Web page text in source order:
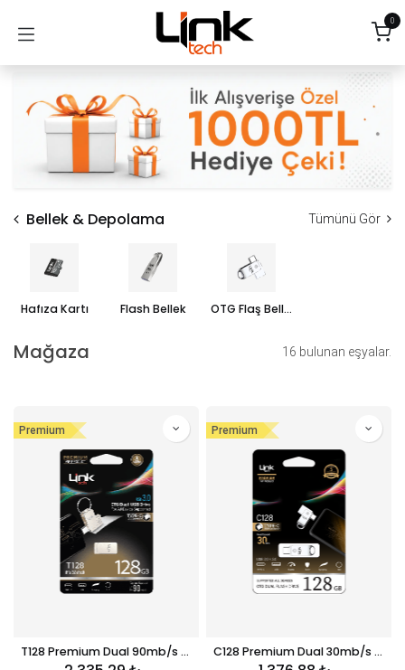
0
Bellek & Depolama Tümünü Gör
Hafıza Kartı Flash Bellek OTG Flaş Bellek
Mağaza 16 bulunan eşyalar.
Premium
T128 Premium Dual 90mb/s 128GB Tip-C USB OTG Flash Bellek
Premium
C128 Premium Dual 30mb/s 128GB Tip-C USB OTG Flash Bellek